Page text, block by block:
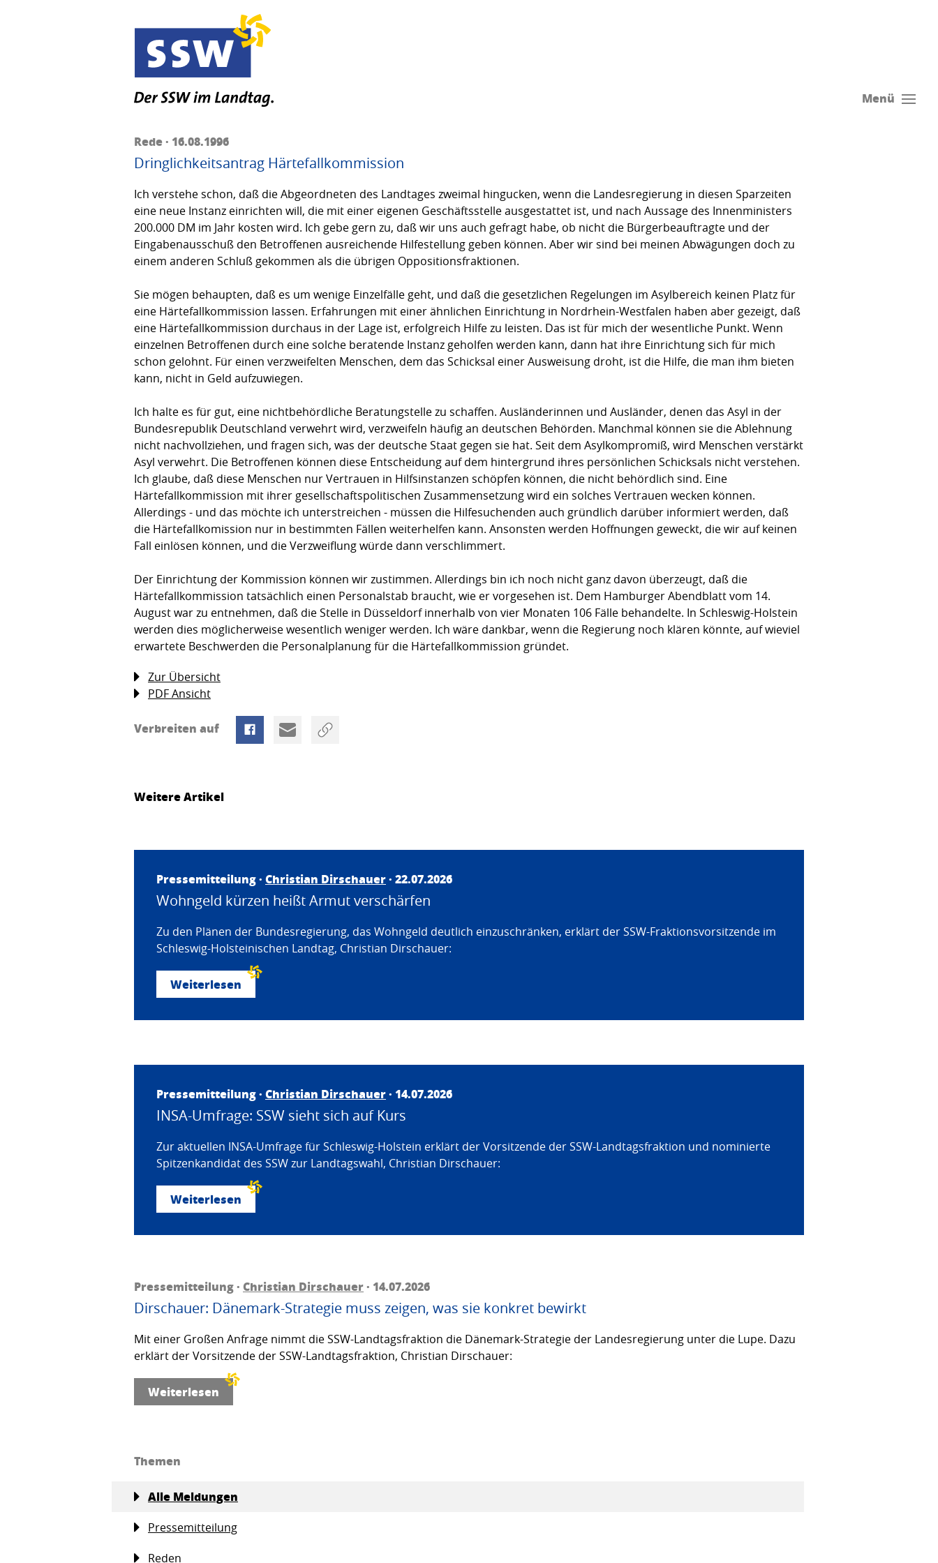
Menü
Rede · 16.08.1996
Dringlichkeitsantrag Härtefallkommission
Ich verstehe schon, daß die Abgeordneten des Landtages zweimal hingucken, wenn die Landesregierung in diesen Sparzeiten
eine neue Instanz einrichten will, die mit einer eigenen Geschäftsstelle ausgestattet ist, und nach Aussage des Innenministers
200.000 DM im Jahr kosten wird. Ich gebe gern zu, daß wir uns auch gefragt habe, ob nicht die Bürgerbeauftragte und der
Eingabenausschuß den Betroffenen ausreichende Hilfestellung geben können. Aber wir sind bei meinen Abwägungen doch zu
einem anderen Schluß gekommen als die übrigen Oppositionsfraktionen.
Sie mögen behaupten, daß es um wenige Einzelfälle geht, und daß die gesetzlichen Regelungen im Asylbereich keinen Platz für
eine Härtefallkommission lassen. Erfahrungen mit einer ähnlichen Einrichtung in Nordrhein-Westfalen haben aber gezeigt, daß
eine Härtefallkommission durchaus in der Lage ist, erfolgreich Hilfe zu leisten. Das ist für mich der wesentliche Punkt. Wenn
einzelnen Betroffenen durch eine solche beratende Instanz geholfen werden kann, dann hat ihre Einrichtung sich für mich
schon gelohnt. Für einen verzweifelten Menschen, dem das Schicksal einer Ausweisung droht, ist die Hilfe, die man ihm bieten
kann, nicht in Geld aufzuwiegen.
Ich halte es für gut, eine nichtbehördliche Beratungstelle zu schaffen. Ausländerinnen und Ausländer, denen das Asyl in der
Bundesrepublik Deutschland verwehrt wird, verzweifeln häufig an deutschen Behörden. Manchmal können sie die Ablehnung
nicht nachvollziehen, und fragen sich, was der deutsche Staat gegen sie hat. Seit dem Asylkompromiß, wird Menschen verstärkt
Asyl verwehrt. Die Betroffenen können diese Entscheidung auf dem hintergrund ihres persönlichen Schicksals nicht verstehen.
Ich glaube, daß diese Menschen nur Vertrauen in Hilfsinstanzen schöpfen können, die nicht behördlich sind. Eine
Härtefallkommission mit ihrer gesellschaftspolitischen Zusammensetzung wird ein solches Vertrauen wecken können.
Allerdings - und das möchte ich unterstreichen - müssen die Hilfesuchenden auch gründlich darüber informiert werden, daß
die Härtefallkomission nur in bestimmten Fällen weiterhelfen kann. Ansonsten werden Hoffnungen geweckt, die wir auf keinen
Fall einlösen können, und die Verzweiflung würde dann verschlimmert.
Der Einrichtung der Kommission können wir zustimmen. Allerdings bin ich noch nicht ganz davon überzeugt, daß die
Härtefallkommission tatsächlich einen Personalstab braucht, wie er vorgesehen ist. Dem Hamburger Abendblatt vom 14.
August war zu entnehmen, daß die Stelle in Düsseldorf innerhalb von vier Monaten 106 Fälle behandelte. In Schleswig-Holstein
werden dies möglicherweise wesentlich weniger werden. Ich wäre dankbar, wenn die Regierung noch klären könnte, auf wieviel
erwartete Beschwerden die Personalplanung für die Härtefallkommission gründet.
Zur Übersicht
PDF Ansicht
Verbreiten auf
Weitere Artikel
Pressemitteilung · Christian Dirschauer· 22.07.2026
Wohngeld kürzen heißt Armut verschärfen
Zu den Plänen der Bundesregierung, das Wohngeld deutlich einzuschränken, erklärt der SSW-Fraktionsvorsitzende im
Schleswig-Holsteinischen Landtag, Christian Dirschauer:
Weiterlesen
Pressemitteilung · Christian Dirschauer· 14.07.2026
INSA-Umfrage: SSW sieht sich auf Kurs
Zur aktuellen INSA-Umfrage für Schleswig-Holstein erklärt der Vorsitzende der SSW-Landtagsfraktion und nominierte
Spitzenkandidat des SSW zur Landtagswahl, Christian Dirschauer:
Weiterlesen
Pressemitteilung · Christian Dirschauer· 14.07.2026
Dirschauer: Dänemark-Strategie muss zeigen, was sie konkret bewirkt
Mit einer Großen Anfrage nimmt die SSW-Landtagsfraktion die Dänemark-Strategie der Landesregierung unter die Lupe. Dazu
erklärt der Vorsitzende der SSW-Landtagsfraktion, Christian Dirschauer:
Weiterlesen
Themen
Alle Meldungen
Pressemitteilung
Reden